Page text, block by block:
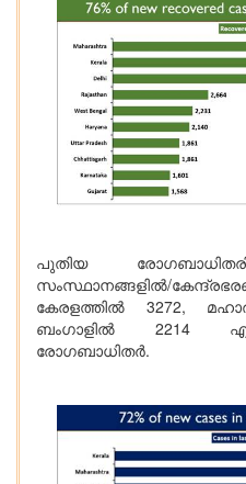
പുതിയ
സംസ്ഥാനങ്ങളില്‍/
കേരളത്തില്‍ 3272,
ബംഗാളില്‍ 2214
രോഗബാധിതര്‍.